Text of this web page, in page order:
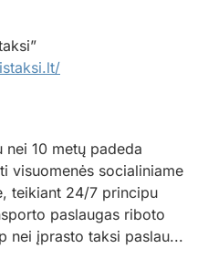
nei 10 metų padeda
visuomenės socialiniame
teikiant 24/7 principu
paslaugas riboto
nei įprasto taksi paslau...